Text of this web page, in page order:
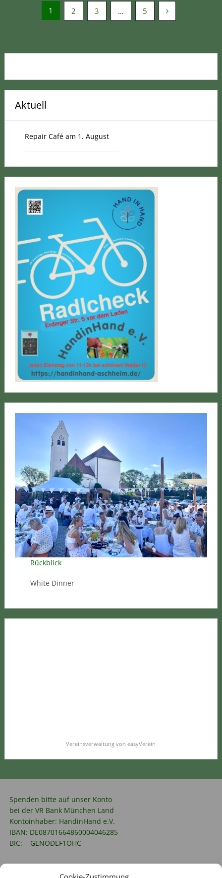
Seitennummerierung
1 2 3 … 5
Aktuell
Repair Café am 1. August
Rückblick
White Dinner
Vereinsverwaltung von easyVerein
Spenden bitte auf unser Konto
bei der VR Bank München Land
Kontoinhaber: HandinHand e.V.
IBAN: DE08701664860004046285
BIC: GENODEF1OHC